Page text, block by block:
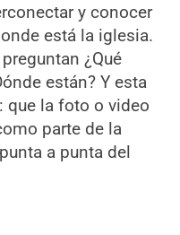
y conocer
está la iglesia.
¿Qué
están? Y esta
que la foto o video
parte de la
a punta del